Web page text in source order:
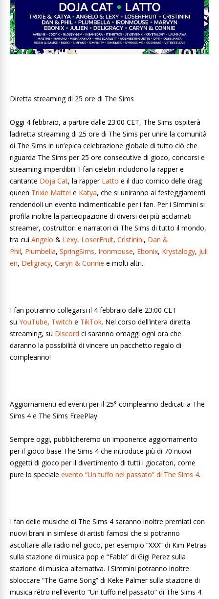
Diretta streaming di 25 ore di The Sims
Oggi 4 febbraio, a partire dalle 23:00 CET, The Sims ospiterà
ladiretta streaming di 25 ore di The Sims per unire la comunità
di The Sims in un’epica celebrazione globale di tutto ciò che
riguarda The Sims per 25 ore consecutive di gioco, concorsi e
streaming imperdibili. I fan celebri includono la rapper e
cantante Doja Cat, la rapper Latto e il duo comico delle drag
queen Trixie Mattel e Katya, che si uniranno ai festeggiamenti
rendendoli un evento indimenticabile per i fan. Per i Simmini si
profila inoltre la partecipazione di diversi dei più acclamati
streamer, costruttori e narratori di The Sims di tutto il mondo,
tra cui Angelo & Lexy, LoserFruit, Cristinini, Dan &
Phil, Plumbella, SpringSims, Ironmouse, Ebonix, Krystalogy, Juli
en, Deligracy, Caryn & Connie e molti altri.
I fan potranno collegarsi il 4 febbraio dalle 23:00 CET
su YouTube, Twitch e TikTok. Nel corso dell’intera diretta
streaming, su Discord ci saranno omaggi ogni ora che
daranno la possibilità di vincere un pacchetto regalo di
compleanno!
Aggiornamenti ed eventi per il 25° compleanno dedicati a The
Sims 4 e The Sims FreePlay
Sempre oggi, pubblicheremo un imponente aggiornamento
per il gioco base The Sims 4 che introduce più di 70 nuovi
oggetti di gioco per il divertimento di tutti i giocatori, come
pure lo speciale evento “Un tuffo nel passato” di The Sims 4.
I fan delle musiche di The Sims 4 saranno inoltre premiati con
nuovi brani in simlese di artisti famosi che si potranno
ascoltare alla radio nel gioco, per esempio “XXX” di Kim Petras
sulla stazione di musica pop e “Fable” di Gigi Perez sulla
stazione di musica alternativa. I Simmini potranno inoltre
sbloccare “The Game Song” di Keke Palmer sulla stazione di
musica rétro nell’evento “Un tuffo nel passato” di The Sims 4.